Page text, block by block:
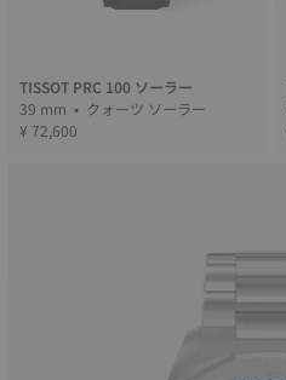
TISSOT PRC 100 ソーラー
39 mm • クォーツ ソーラー
¥ 72,600